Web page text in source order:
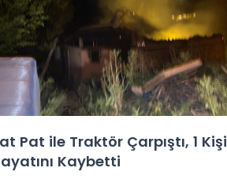
Pat ile Traktör Çarpıştı, 1 Kişi
Kaybetti